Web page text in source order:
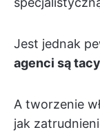
Jest jednak
agenci są
A tworzenie
jak